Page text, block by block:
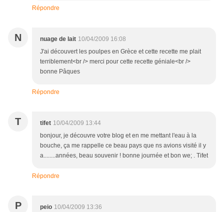
Répondre
N nuage de lait 10/04/2009 16:08
J'ai découvert les poulpes en Grèce et cette recette me plait
terriblement<br /> merci pour cette recette géniale<br />
bonne Pâques
Répondre
T tifet 10/04/2009 13:44
bonjour, je découvre votre blog et en me mettant l'eau à la
bouche, ça me rappelle ce beau pays que ns avions visité il y
a........années, beau souvenir ! bonne journée et bon we; . Tifet
Répondre
P peio 10/04/2009 13:36